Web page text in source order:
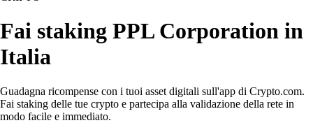
Fai staking PPL Corporation in
Italia
Guadagna ricompense con i tuoi asset digitali sull'app di Crypto.com.
Fai staking delle tue crypto e partecipa alla validazione della rete in
modo facile e immediato.